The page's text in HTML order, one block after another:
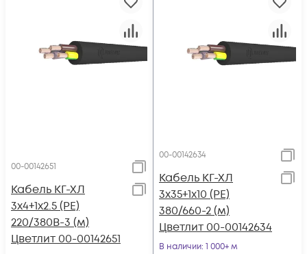
00-00142651
Кабель КГ-ХЛ
3х4+1х2.5 (PE)
220/380В-3 (м)
Цветлит 00-00142651
00-00142634
Кабель КГ-ХЛ
3х35+1х10 (PE)
380/660-2 (м)
Цветлит 00-00142634
В наличии: 1 000+ м